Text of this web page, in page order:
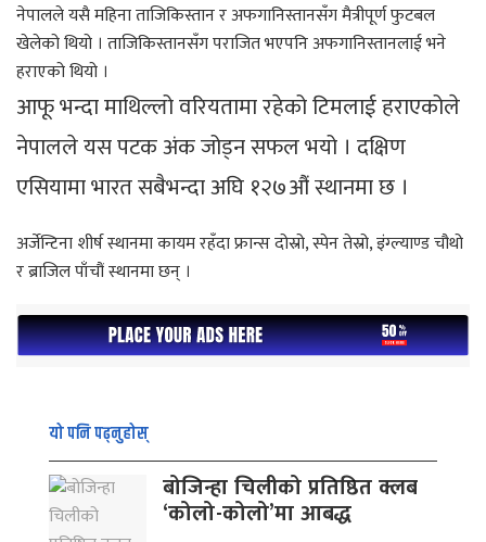
नेपालले यसै महिना ताजिकिस्तान र अफगानिस्तानसँग मैत्रीपूर्ण फुटबल
खेलेको थियो । ताजिकिस्तानसँग पराजित भएपनि अफगानिस्तानलाई भने
हराएको थियो ।
आफू भन्दा माथिल्लो वरियतामा रहेको टिमलाई हराएकोले
नेपालले यस पटक अंक जोड्न सफल भयो । दक्षिण
एसियामा भारत सबैभन्दा अघि १२७औं स्थानमा छ ।
अर्जेन्टिना शीर्ष स्थानमा कायम रहँदा फ्रान्स दोस्रो, स्पेन तेस्रो, इंग्ल्याण्ड चौथो
र ब्राजिल पाँचौं स्थानमा छन् ।
यो पनि पढ्नुहोस्
बोजिन्हा चिलीको प्रतिष्ठित क्लब
‘कोलो-कोलो’मा आबद्ध